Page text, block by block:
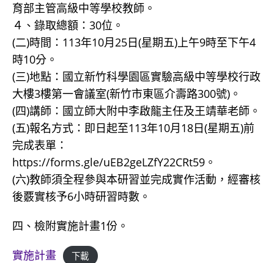
育部主管高級中等學校教師。
４、錄取總額：30位。
(二)時間：113年10月25日(星期五)上午9時至下午4
時10分。
(三)地點：國立新竹科學園區實驗高級中等學校行政
大樓3樓第一會議室(新竹市東區介壽路300號)。
(四)講師：國立師大附中李啟龍主任及王靖華老師。
(五)報名方式：即日起至113年10月18日(星期五)前
完成表單：
https://forms.gle/uEB2geLZfY22CRt59。
(六)教師須全程參與本研習並完成實作活動，經審核
後覈實核予6小時研習時數。
四、檢附實施計畫1份。
實施計畫
下載